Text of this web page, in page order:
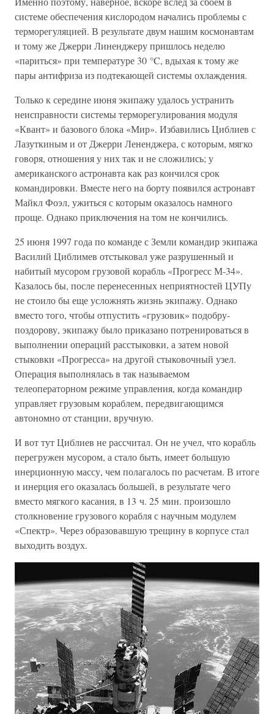
системе обеспечения кислородом начались проблемы с
терморегуляцией. В результате двум нашим космонавтам
и тому же Джерри Линенджеру пришлось неделю
«париться» при температуре 30 °C, вдыхая к тому же
пары антифриза из подтекающей системы охлаждения.
Только к середине июня экипажу удалось устранить
неисправности системы терморегулирования модуля
«Квант» и базового блока «Мир». Избавились Циблиев с
Лазуткиным и от Джерри Лененджера, с которым, мягко
говоря, отношения у них так и не сложились; у
американского астронавта как раз кончился срок
командировки. Вместе него на борту появился астронавт
Майкл Фоэл, ужиться с которым оказалось намного
проще. Однако приключения на том не кончились.
25 июня 1997 года по команде с Земли командир экипажа
Василий Циблимев отстыковал уже разрушенный и
набитый мусором грузовой корабль «Прогресс М-34».
Казалось бы, после перенесенных неприятностей ЦУПу
не стоило бы еще усложнять жизнь экипажу. Однако
вместо того, чтобы отпустить «грузовик» подобру-
поздорову, экипажу было приказано потренироваться в
выполнении операций расстыковки, а затем новой
стыковки «Прогресса» на другой стыковочный узел.
Операция выполнялась в так называемом
телеоператорном режиме управления, когда командир
управляет грузовым кораблем, передвигающимся
автономно от станции, вручную.
И вот тут Циблиев не рассчитал. Он не учел, что корабль
перегружен мусором, а стало быть, имеет большую
инерционную массу, чем полагалось по расчетам. В итоге
и инерция его оказалась большей, в результате чего
вместо мягкого касания, в 13 ч. 25 мин. произошло
столкновение грузового корабля с научным модулем
«Спектр». Через образовавшую трещину в корпусе стал
выходить воздух.